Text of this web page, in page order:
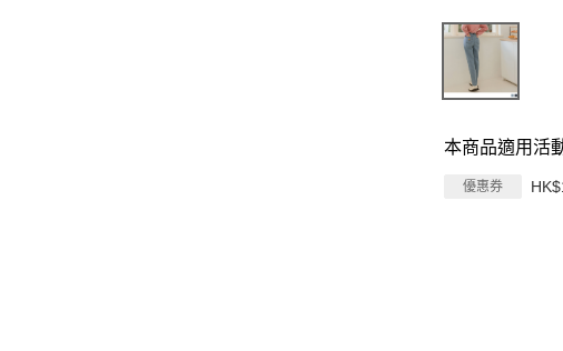
本商品適用活
優惠券